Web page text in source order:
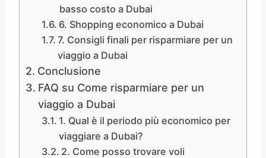
basso costo a Dubai
6. Shopping economico a Dubai
7. Consigli finali per risparmiare per un
viaggio a Dubai
Conclusione
FAQ su Come risparmiare per un
viaggio a Dubai
1. Qual è il periodo più economico per
viaggiare a Dubai?
2. Come posso trovare voli